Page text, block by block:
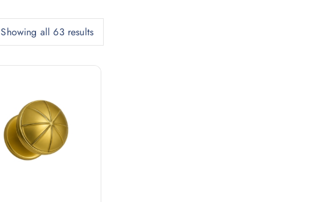
Showing all 63 results